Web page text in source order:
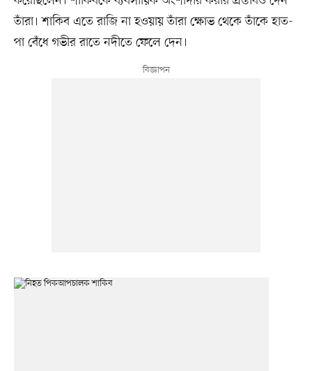
তাঁরা। শাকিব এতে রাজি না হওয়ায় তাঁরা ক্ষোভ থেকে তাঁকে হাত-
পা বেঁধে গভীর রাতে নদীতে ফেলে দেন।